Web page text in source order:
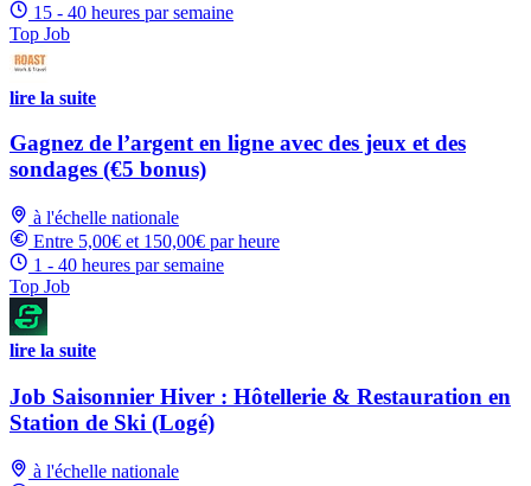
15 - 40 heures par semaine
Top Job
lire la suite
Gagnez de l’argent en ligne avec des jeux et des
sondages (€5 bonus)
à l'échelle nationale
Entre 5,00€ et 150,00€ par heure
1 - 40 heures par semaine
Top Job
lire la suite
Job Saisonnier Hiver : Hôtellerie & Restauration en
Station de Ski (Logé)
à l'échelle nationale